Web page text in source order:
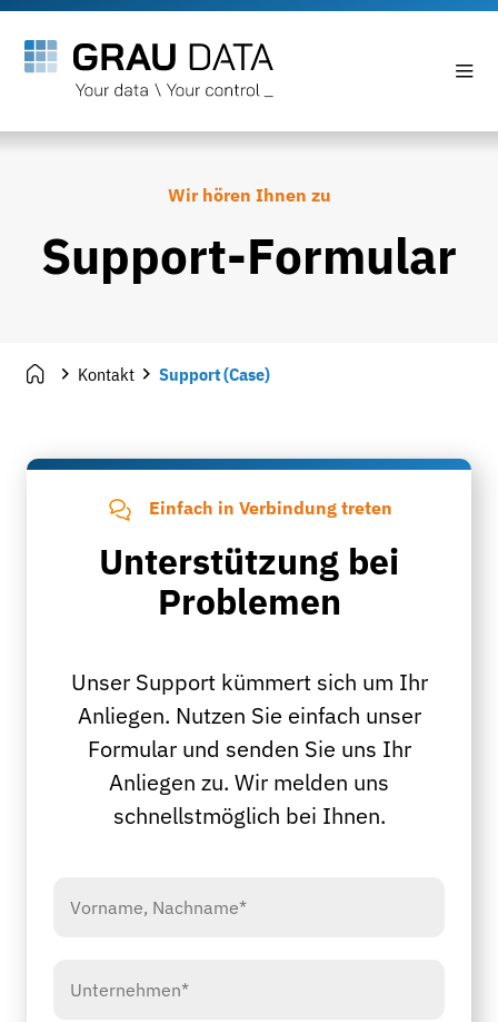
Wir hören Ihnen zu
Support-Formular
Kontakt Support (Case)
Einfach in Verbindung treten
Unterstützung bei
Problemen
Unser Support kümmert sich um Ihr
Anliegen. Nutzen Sie einfach unser
Formular und senden Sie uns Ihr
Anliegen zu. Wir melden uns
schnellstmöglich bei Ihnen.